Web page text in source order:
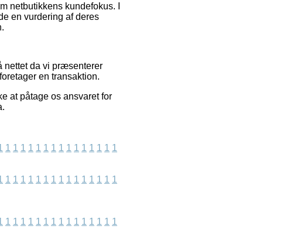
netbutikkens kundefokus. I
en vurdering af deres
nettet da vi præsenterer
en transaktion.
at påtage os ansvaret for
1 1 1 1 1 1 1 1 1 1 1 1 1 1 1
1 1 1 1 1 1 1 1 1 1 1 1 1 1 1
1 1 1 1 1 1 1 1 1 1 1 1 1 1 1